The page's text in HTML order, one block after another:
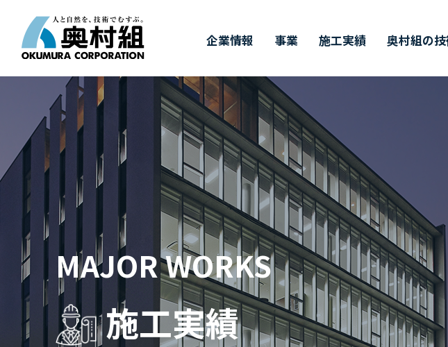
企業情報
COMPANY 企業情報
トップメッセージ 経営理念・企業行動規範
中期経営計画 事業所一覧
受賞実績
事業
BUSINESS 事業
事業紹介
施工実績
WORKS 施工実績
施工実績
奥村組の
TECHNOLOGY 奥村組の技術
土木技術 建築技術
IR IR情報
決算情報
有価証券報告書・
四半期（半期）報告書
財務ハイライト（連結） 株主総会
株式に関するお手続き 株価情報リンク
SUSTAINABILITY サステナビリティ
奥村組の
サステナビリティについて
価値創造プロセス
3つの取り組み
ダイバーシティ・エクイティ
&インクルージョン
GRIスタンダード対照表
TCFDの枠組みに基づく
気候関連の情報開示
RECRUIT 採用情報
新卒採用 キャリア採用
MAJOR WORKS
施工実績